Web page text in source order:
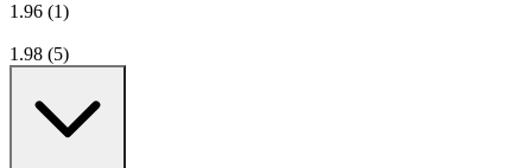
1.96 (1)
1.98 (5)